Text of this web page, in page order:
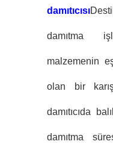
damıtıcısı
damıtma
malzemenin
olan bir
damıtıcıda
damıtma